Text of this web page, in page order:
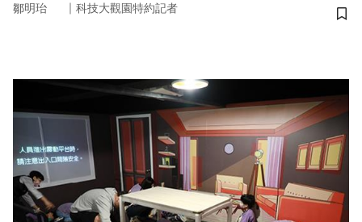
鄒明珆 ｜ 科技大觀園特約記者
儲